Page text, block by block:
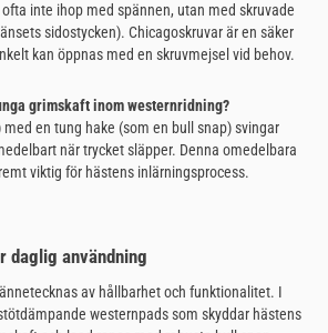
inte ihop med spännen, utan med skruvade
sidostycken). Chicagoskruvar är en säker
kan öppnas med en skruvmejsel vid behov.
grimskaft inom westernridning?
en tung hake (som en bull snap) svingar
när trycket släpper. Denna omedelbara
viktig för hästens inlärningsprocess.
daglig användning
av hållbarhet och funktionalitet. I
westernpads som skyddar hästens